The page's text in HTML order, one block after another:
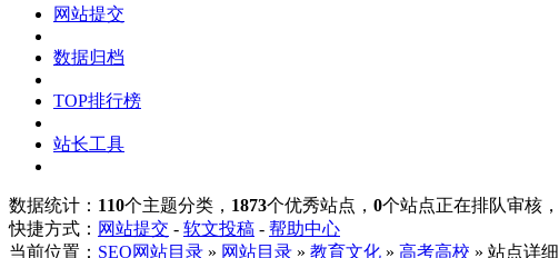
网站提交
数据归档
TOP排行榜
站长工具
数据统计： 110个主题分类， 1873个优秀站点， 0个站点正在排队审核，
快捷方式： 网站提交 - 软文投稿 - 帮助中心
当前位置： SEO网站目录 » 网站目录 » 教育文化 » 高考高校 » 站点详细